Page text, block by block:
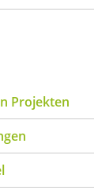
Projekten